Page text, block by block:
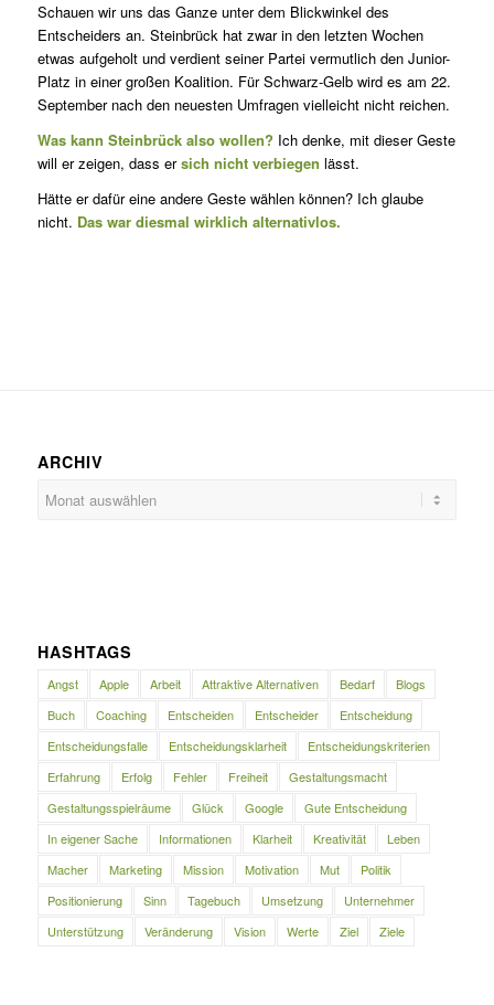
Schauen wir uns das Ganze unter dem Blickwinkel des
Entscheiders an. Steinbrück hat zwar in den letzten Wochen
etwas aufgeholt und verdient seiner Partei vermutlich den Junior-
Platz in einer großen Koalition. Für Schwarz-Gelb wird es am 22.
September nach den neuesten Umfragen vielleicht nicht reichen.
Was kann Steinbrück also wollen? Ich denke, mit dieser Geste
will er zeigen, dass ersich nicht verbiegen lässt.
Hätte er dafür eine andere Geste wählen können? Ich glaube
nicht. Das war diesmal wirklich alternativlos.
ARCHIV
HASHTAGS
Angst Apple Arbeit Attraktive Alternativen Bedarf
Blogs
Buch
Coaching Entscheiden Entscheider
Entscheidung
Entscheidungsfalle
Entscheidungsklarheit
Entscheidungskriterien
Erfahrung
Erfolg Fehler Freiheit
Gestaltungsmacht
Gestaltungsspielräume
Glück Google
Gute Entscheidung
In eigener Sache
Informationen Klarheit Kreativität
Leben
Macher
Marketing Mission Motivation Mut
Politik
Positionierung
Sinn Tagebuch Umsetzung
Unternehmer
Unterstützung
Veränderung Vision Werte Ziel Ziele